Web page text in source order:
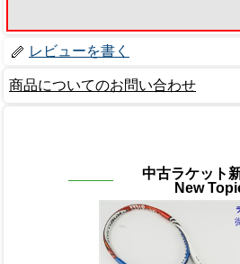
レビューを書く
商品についてのお問い合わせ
中古ラケット
New